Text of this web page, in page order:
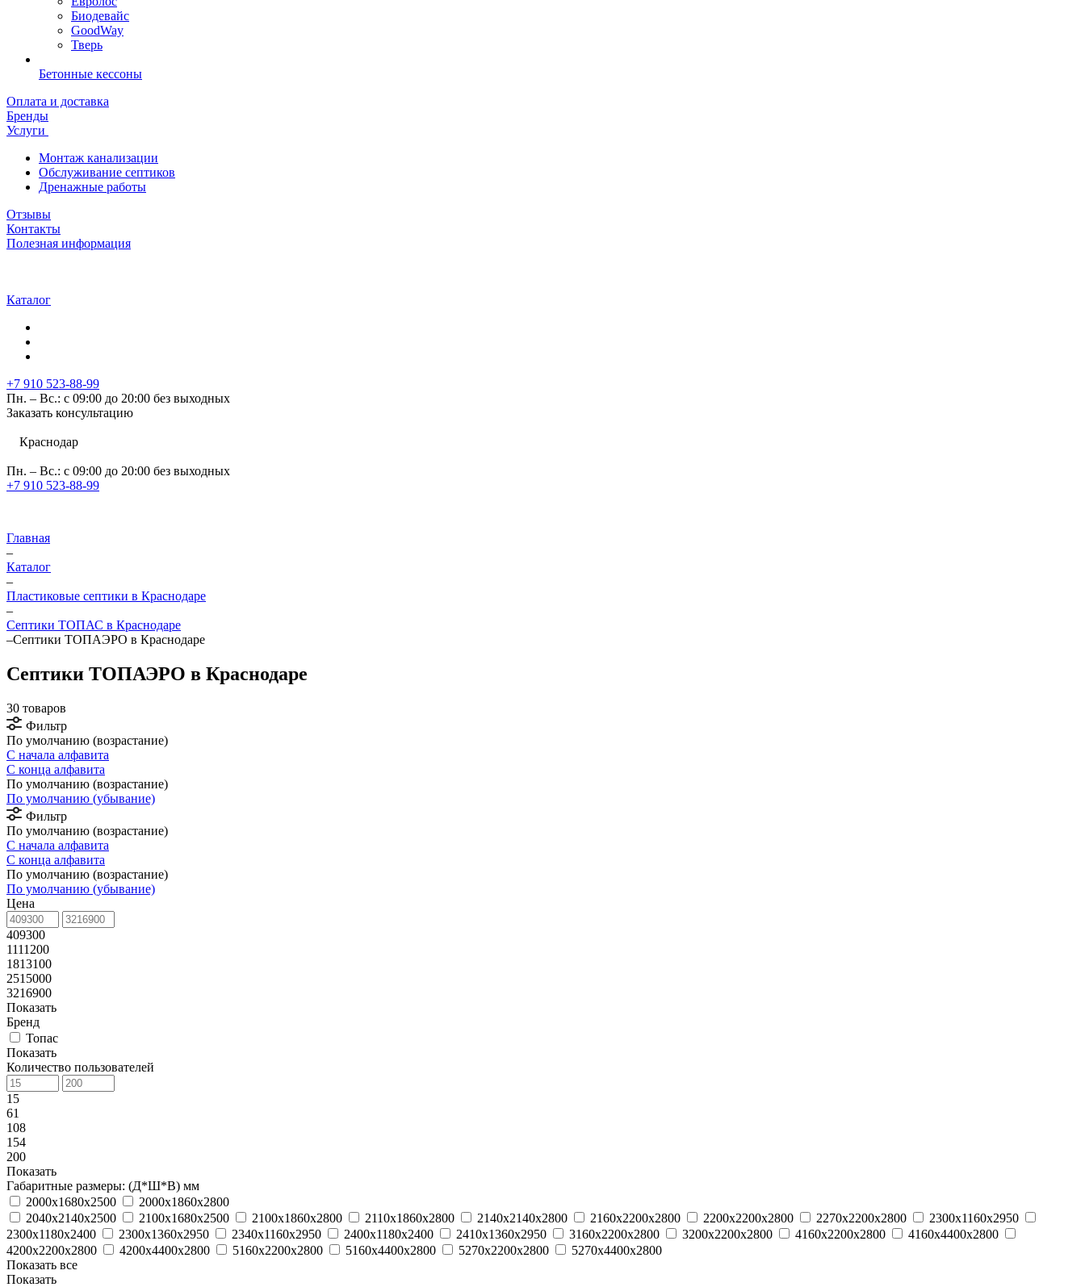
Биодевайс
GoodWay
Тверь
Бетонные кессоны
Оплата и доставка
Бренды
Услуги
Монтаж канализации
Обслуживание септиков
Дренажные работы
Отзывы
Контакты
Полезная информация
Каталог
+7 910 523-88-99
Пн. – Вс.: с 09:00 до 20:00 без выходных
Заказать консультацию
Краснодар
Пн. – Вс.: с 09:00 до 20:00 без выходных
+7 910 523-88-99
Главная
–
Каталог
–
Пластиковые септики в Краснодаре
–
Септики ТОПАС в Краснодаре
–Септики ТОПАЭРО в Краснодаре
Септики ТОПАЭРО в Краснодаре
30 товаров
Фильтр
По умолчанию (возрастание)
С начала алфавита
С конца алфавита
По умолчанию (возрастание)
По умолчанию (убывание)
Фильтр
По умолчанию (возрастание)
С начала алфавита
С конца алфавита
По умолчанию (возрастание)
По умолчанию (убывание)
Цена
409300
1111200
1813100
2515000
3216900
Показать
Бренд
Топас
Показать
Количество пользователей
15
61
108
154
200
Показать
Габаритные размеры: (Д*Ш*В) мм
2000х1680х2500
2000х1860х2800
2040х2140х2500
2100х1680х2500 2100х1860х2800 2110х1860х2800 2140х2140х2800 2160х2200х2800 2200х2200х2800 2270х2200х2800
2300х1160х2950
2300х1180х2400
2300х1360х2950 2340х1160х2950 2400х1180х2400 2410х1360х2950 3160х2200х2800 3200х2200х2800 4160х2200х2800
4160х4400х2800
4200х2200х2800
4200х4400х2800 5160х2200х2800 5160х4400х2800 5270х2200х2800
5270х4400х2800
Показать все
Показать